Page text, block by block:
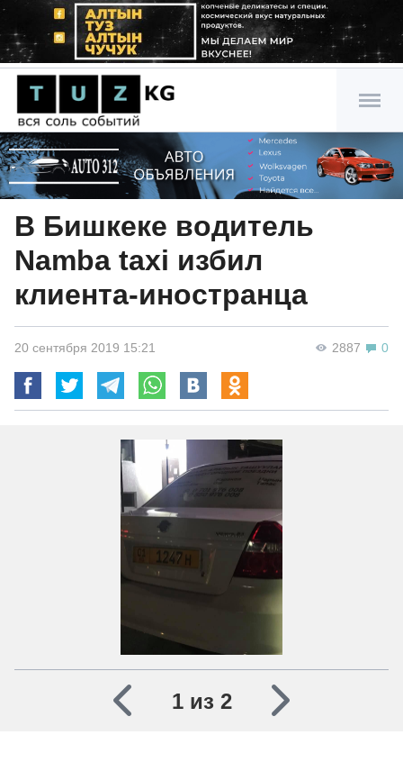
В Бишкеке водитель
Namba taxi избил
клиента-иностранца
2887 0
20 сентября 2019 15:21
1 из 2